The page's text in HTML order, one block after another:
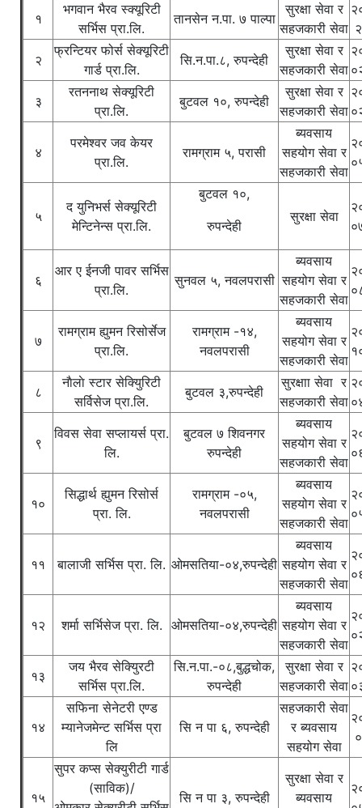
१
भगवान भैरव स्क्यूरिटी
सर्भिस प्रा.लि.
तानसेन न.पा. ७ पाल्पा
सुरक्षा सेवा र
सहजकारी सेवा
२
फ्रन्टियर फोर्स सेक्यूरिटी
गार्ड प्रा.लि.
सि.न.पा.८, रुपन्देही
सुरक्षा सेवा र
सहजकारी सेवा
३
रतननाथ सेक्यूरिटी
प्रा.लि.
बुटवल १०, रुपन्देही
सुरक्षा सेवा र
सहजकारी सेवा
४
परमेश्वर जव केयर
प्रा.लि.
रामग्राम ५, परासी
ब्यवसाय
सहयोग सेवा र
सहजकारी सेवा
५
द युनिभर्स सेक्यूरिटी
मेन्टिनेन्स प्रा.लि.
बुटवल १०,
रुपन्देही
सुरक्षा सेवा
६
आर ए ईनजी पावर सर्भिस
प्रा.लि.
सुनवल ५, नवलपरासी
ब्यवसाय
सहयोग सेवा र
सहजकारी सेवा
७
रामग्राम ह्युमन रिसोर्सेज
प्रा.लि.
रामग्राम -१४,
नवलपरासी
ब्यवसाय
सहयोग सेवा र
सहजकारी सेवा
८
नाैलाे स्टार सेक्युिरिटी
सर्विसेज प्रा‍.लि.
बुटवल ३,रुपन्देही
सुरक्षाा सेवा र
सहजकारी सेवा
९
विवस सेवा सप्लायर्स प्रा.
लि.
बुटवल ७ शिवनगर
रुपन्देही
ब्यवसाय
सहयोग सेवा र
सहजकारी सेवा
१०
सिद्धार्थ ह्युमन रिसोर्स
प्रा. लि.
रामग्राम -०५,
नवलपरासी
ब्यवसाय
सहयोग सेवा र
सहजकारी सेवा
११ बालाजी सर्भिस प्रा. लि. ‍ओमसतिया-०४,रुपन्देही
ब्यवसाय
सहयोग सेवा र
सहजकारी सेवा
१२ शर्मा सर्भिसेज प्रा. लि. ओमसतिया-०४,रुपन्देही
ब्यवसाय
सहयोग सेवा र
सहजकारी सेवा
१३
जय भैरव सेक्युिरटी
सर्भिस प्रा.लि.
सि.न.पा.-०८,बुद्धचोक,
रुपन्देही
सुरक्षा सेवा र
सहजकारी सेवा
१४
सफिना सेनेटरी एण्ड
म्यानेजमेन्ट सर्भिस प्रा
लि
सि न पा ६, रुपन्देही
सहजकारी सेवा
र ब्यवसाय
सहयोग सेवा
१५
सुपर कप्स सेक्युरीटी गार्ड
(साविक)/
सि न पा ३, रुपन्देही
सुरक्षा सेवा र
ब्यवसाय